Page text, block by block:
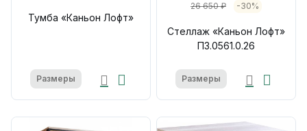
Тумба «Каньон Лофт»
Размеры
26 650 ₽ -30%
Стеллаж «Каньон Лофт»
П3.0561.0.26
Размеры